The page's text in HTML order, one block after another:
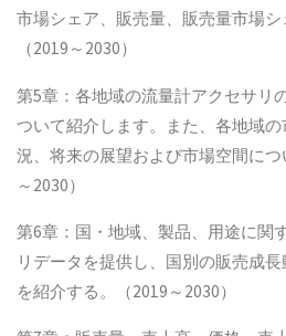
市場シェア、販売量、販売量市場シ
（2019～2030）
第5章：各地域の流量計アクセサリ
ついて紹介します。また、各地域
況、将来の展望および市場空間に
～2030）
第6章：国・地域、製品、用途に関
リデータを提供し、国別の販売成
を紹介する。（2019～2030）